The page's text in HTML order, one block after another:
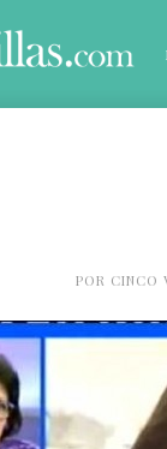
POR CINCO